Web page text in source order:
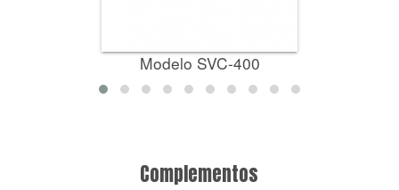
Modelo SVC-400
Complementos